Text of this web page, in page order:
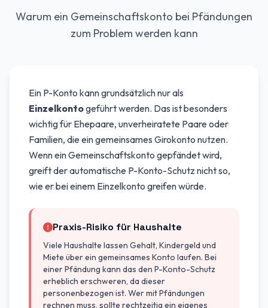
Warum ein Gemeinschaftskonto bei Pfändungen
zum Problem werden kann
Ein P-Konto kann grundsätzlich nur als
Einzelkontogeführt werden. Das ist besonders
wichtig für Ehepaare, unverheiratete Paare oder
Familien, die ein gemeinsames Girokonto nutzen.
Wenn ein Gemeinschaftskonto gepfändet wird,
greift der automatische P-Konto-Schutz nicht so,
wie er bei einem Einzelkonto greifen würde.
Praxis-Risiko für Haushalte
Viele Haushalte lassen Gehalt, Kindergeld und
Miete über ein gemeinsames Konto laufen. Bei
einer Pfändung kann das den P-Konto-Schutz
erheblich erschweren, da dieser
personenbezogen ist. Wer mit Pfändungen
rechnen muss, sollte rechtzeitig ein eigenes